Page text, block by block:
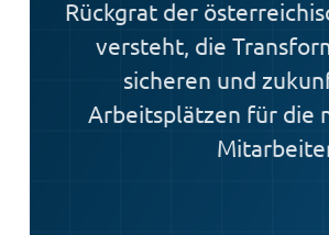
Rückgrat der
versteht, die
sicheren und
Arbeitsplätzen für die